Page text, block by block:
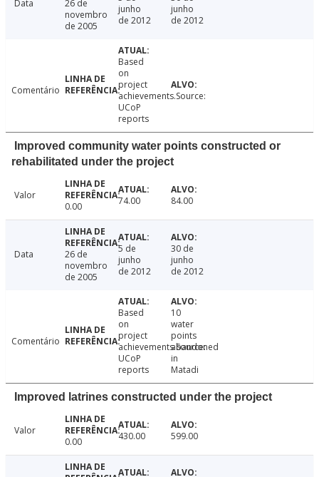
Data
26 de
novembro
de 2005
junho
de 2012
junho
de 2012
Comentário
Based
on
project
achievements.Source:
UCoP
reports
Improved community water points constructed or
rehabilitated under the project
Valor
0.00
74.00 84.00
Data
26 de
novembro
de 2005
5 de
junho
de 2012
30 de
junho
de 2012
Comentário
Based
on
project
achievements.Source:
UCoP
reports
10
water
points
abandoned
in
Matadi
Improved latrines constructed under the project
Valor
0.00
430.00 599.00